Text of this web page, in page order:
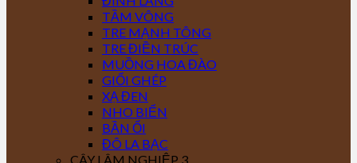
TẦM VÔNG
TRE MẠNH TÔNG
TRE ĐIỀN TRÚC
MUỒNG HOA ĐÀO
GIỔI GHÉP
XẠ ĐEN
NHO BIỂN
BẦN ỔI
ĐÔ LA BẠC
CÂY LÂM NGHIỆP 3